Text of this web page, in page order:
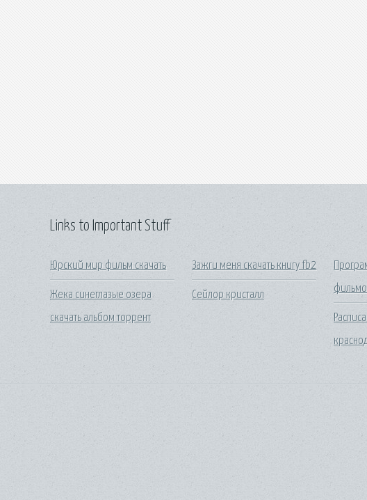
Links to Important Stuff
Юрский мир фильм скачать
Жека синеглазые озера
скачать альбом торрент
Зажги меня скачать книгу fb2
Сейлор кристалл